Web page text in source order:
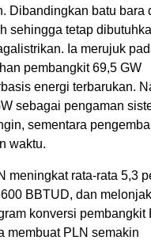
Dibandingkan batu bara
sehingga tetap
Ia merujuk
pembangkit 69,5 GW
energi terbarukan.
sebagai pengaman
sementara
waktu.
meningkat rata-rata 5,3
BBTUD, dan melonjak
konversi pembangkit
membuat PLN semakin